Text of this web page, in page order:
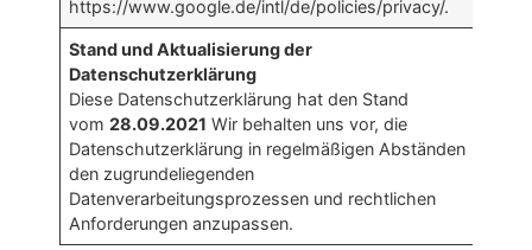
https://www.google.de/intl/de/policies/privacy/.
Stand und Aktualisierung der
Datenschutzerklärung
Diese Datenschutzerklärung hat den Stand
vom28.09.2021 Wir behalten uns vor, die
Datenschutzerklärung in regelmäßigen Abständen
den zugrundeliegenden
Datenverarbeitungsprozessen und rechtlichen
Anforderungen anzupassen.